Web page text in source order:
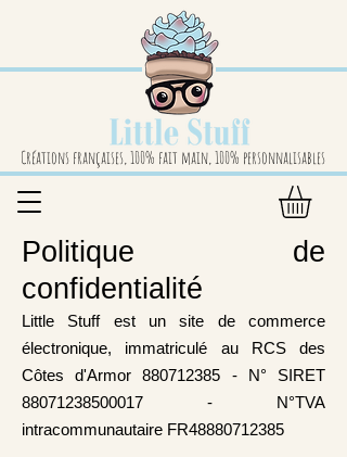
Créations françaises, 100% fait main, 100% personnalisables
Politique de
confidentialité
Little Stuff est un site de commerce
électronique, immatriculé au RCS des
Côtes d'Armor880712385 - N° SIRET
88071238500017 - N°TVA
intracommunautaire FR48880712385